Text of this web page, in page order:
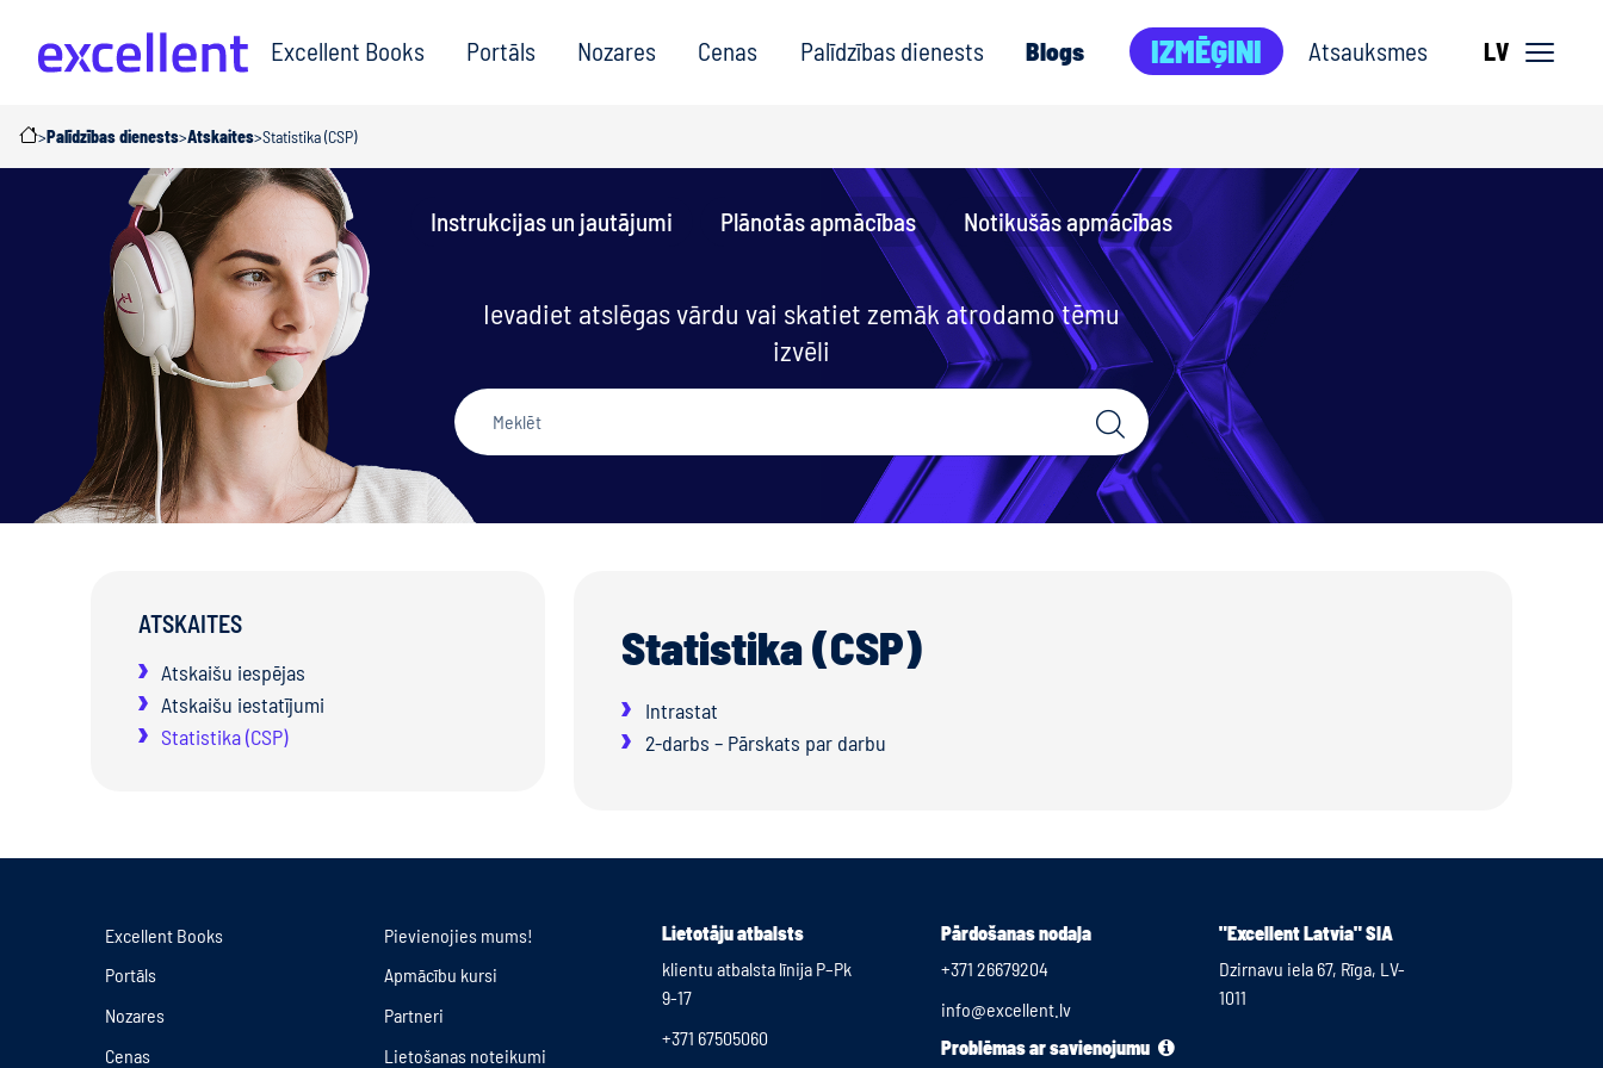
Excellent Books Portāls Nozares Cenas Palīdzības dienests Blogs IZMĒĢINI Atsauksmes LV
>Palīdzības dienests>Atskaites>Statistika (CSP)
Instrukcijas un jautājumi Plānotās apmācības Notikušās apmācības
Ievadiet atslēgas vārdu vai skatiet zemāk atrodamo tēmu
izvēli
ATSKAITES
Atskaišu iespējas
Atskaišu iestatījumi
Statistika (CSP)
Statistika (CSP)
Intrastat
2-darbs – Pārskats par darbu
Excellent Books
Portāls
Nozares
Cenas
Pievienojies mums!
Apmācību kursi
Partneri
Lietošanas noteikumi
Lietotāju atbalsts
klientu atbalsta līnija P–Pk
9-17
+371 67505060
Pārdošanas nodaļa
+371 26679204
info@excellent.lv
Problēmas ar savienojumu
"Excellent Latvia" SIA
Dzirnavu iela 67, Rīga, LV-
1011